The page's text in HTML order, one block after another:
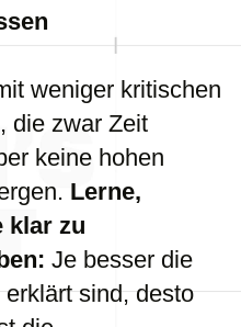
weniger kritischen
die zwar Zeit
keine hohen
Lerne,
klar zu
Je besser die
sind, desto